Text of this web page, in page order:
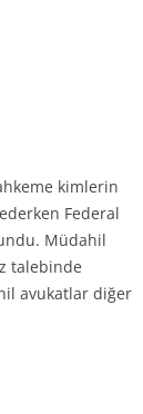
kimlerin
Federal
Müdahil
talebinde
avukatlar diğer